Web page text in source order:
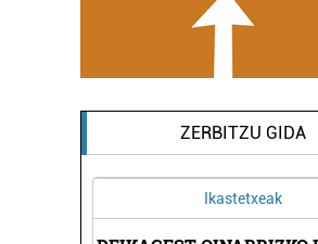
ZERBITZU GIDA
Ikastetxeak